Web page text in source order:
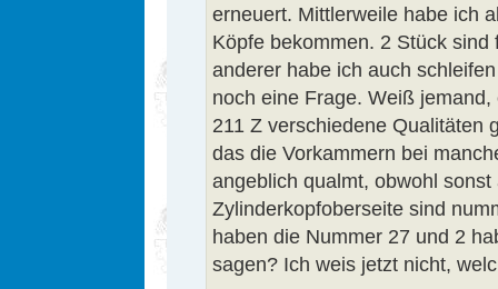
erneuert. Mittlerweile habe ich
Köpfe bekommen. 2 Stück
anderer habe ich auch
noch eine Frage. Weiß
211 Z verschiedene Qualitäten
das die Vorkammern bei
angeblich qualmt, obwohl
Zylinderkopfoberseite sind
haben die Nummer 27 und 2
sagen? Ich weis jetzt nicht,